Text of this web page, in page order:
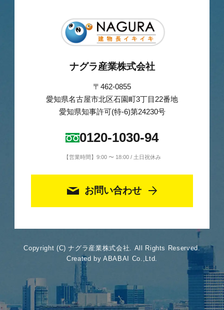
Copyright (C) ナグラ産業株式会社. All Rights Reserved.
Created by ABABAI Co.,Ltd.
ナグラ産業株式会社
〒462-0855
愛知県名古屋市北区石園町3丁目22番地
愛知県知事許可(特-6)第24230号
0120-1030-94
【営業時間】9:00 〜 18:00 / 土日祝休み
お問い合わせ